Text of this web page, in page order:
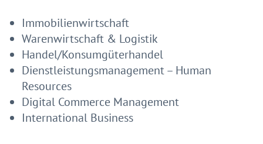
Immobilienwirtschaft
Warenwirtschaft & Logistik
Handel/Konsumgüterhandel
Dienstleistungsmanagement – Human
Resources
Digital Commerce Management
International Business